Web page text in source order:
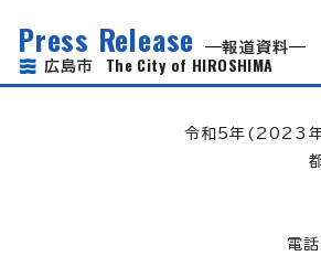
Press Release
報道資料
広島市 The City of HIROSHIMA
令和5年(2023
電